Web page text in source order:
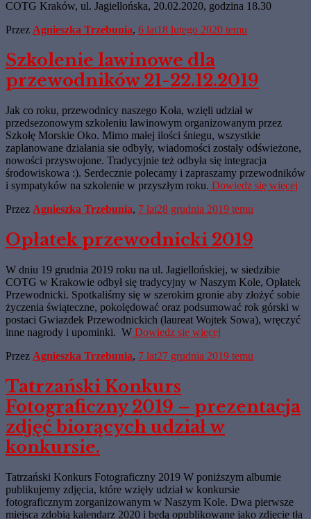
COTG Kraków, ul. Jagiellońska, 20.02.2020, godzina 18.30
Przez Agnieszka Trzebunia, 6 lat18 lutego 2020 temu
Szkolenie lawinowe dla
przewodników 21-22.12.2019
Jak co roku, przewodnicy naszego Koła, wzięli udział w
przedsezonowym szkoleniu lawinowym organizowanym przez
Szkołę Morskie Oko. Mimo małej ilości śniegu, wszystkie
zaplanowane działania sie odbyły, wiadomości zostały odświeżone,
nowości przyswojone. Tradycyjnie też odbyła się integracja
środowiskowa :). Serdecznie polecamy i zapraszamy przewodników
i sympatyków na szkolenie w przyszłym roku. Dowiedz się więcej
Przez Agnieszka Trzebunia, 7 lat28 grudnia 2019 temu
Opłatek przewodnicki 2019
W dniu 19 grudnia 2019 roku na ul. Jagiellońskiej, w siedzibie
COTG w Krakowie odbył się tradycyjny w Naszym Kole, Opłatek
Przewodnicki. Spotkaliśmy się w szerokim gronie aby złożyć sobie
życzenia świąteczne, pokolędować oraz podsumować rok górski w
postaci Gwiazdek Przewodnickich (laureat Wojtek Sowa), wręczyć
inne nagrody i upominki. W Dowiedz się więcej
Przez Agnieszka Trzebunia, 7 lat27 grudnia 2019 temu
Tatrzański Konkurs
Fotograficzny 2019 – prezentacja
zdjęć biorących udział w
konkursie.
Tatrzański Konkurs Fotograficzny 2019 W poniższym albumie
publikujemy zdjęcia, które wzięły udział w konkursie
fotograficznym zorganizowanym w Naszym Kole. Dwa pierwsze
miejsca zdobią kalendarz 2020 i będą opublikowane jako zdjęcie tła